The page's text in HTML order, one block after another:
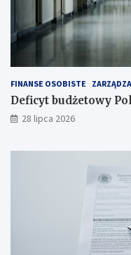
FINANSE OSOBISTE
Deficyt budżetowy
28 lipca 2026